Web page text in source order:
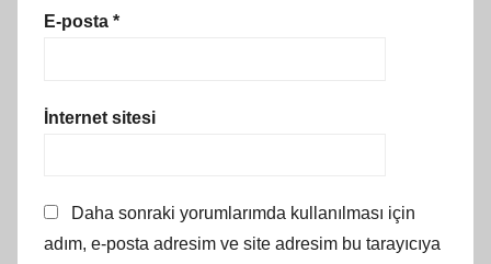
E-posta *
İnternet sitesi
Daha sonraki yorumlarımda kullanılması için
adım, e-posta adresim ve site adresim bu tarayıcıya